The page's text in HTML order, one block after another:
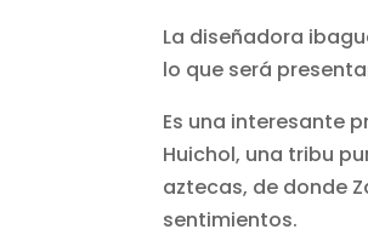
La diseñadora
lo que será
Es una interesante
Huichol, una tribu
aztecas, de donde
sentimientos.